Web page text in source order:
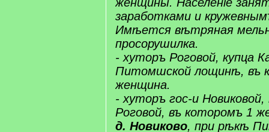
заработками и
Имѣется вѣтряная
просорушилка.
- хуторъ Роговой, купца
Питомшской​ лощинѣ, въ
женщина.
- хуторъ гос-и
Роговой, въ которомъ 1
​д.​ ​​Новиково​, при рѣкѣ